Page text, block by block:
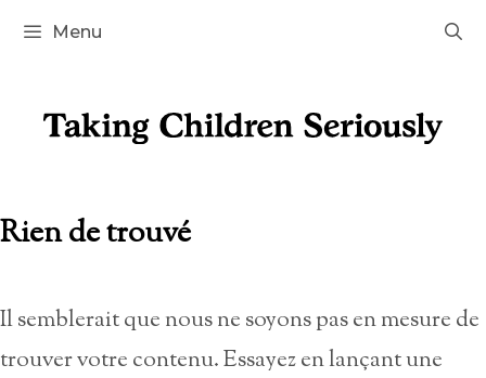
Aller
Menu
Rien de trouvé
Il semblerait que nous ne soyons pas en mesure de
trouver votre contenu. Essayez en lançant une